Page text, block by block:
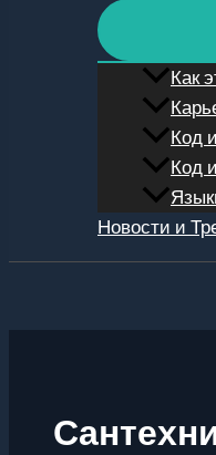
Как
Код
Код
Новости и